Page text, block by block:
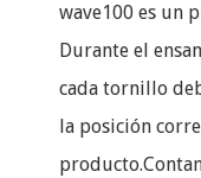
wave100 es un
Durante el
cada tornillo
la posición